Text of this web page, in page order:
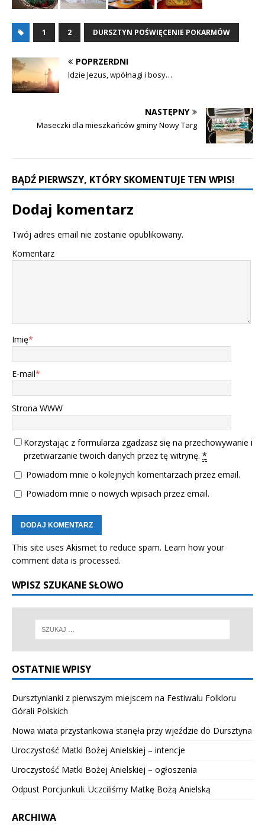
1 2 DURSZTYN POŚWIĘCENIE POKARMÓW
POPRZERDNI
Idzie Jezus, wpółnagi i bosy…
NASTĘPNY
Maseczki dla mieszkańców gminy Nowy Targ
BĄDŹ PIERWSZY, KTÓRY SKOMENTUJE TEN WPIS!
Dodaj komentarz
Twój adres email nie zostanie opublikowany.
Komentarz
Imię*
E-mail*
Strona WWW
Korzystając z formularza zgadzasz się na przechowywanie i
przetwarzanie twoich danych przez tę witrynę. *
Powiadom mnie o kolejnych komentarzach przez email.
Powiadom mnie o nowych wpisach przez email.
This site uses Akismet to reduce spam. Learn how your
comment data is processed.
WPISZ SZUKANE SŁOWO
OSTATNIE WPISY
Dursztynianki z pierwszym miejscem na Festiwalu Folkloru
Górali Polskich
Nowa wiata przystankowa stanęła przy wjeździe do Dursztyna
Uroczystość Matki Bożej Anielskiej – intencje
Uroczystość Matki Bożej Anielskiej – ogłoszenia
Odpust Porcjunkuli. Uczciliśmy Matkę Bożą Anielską
ARCHIWA